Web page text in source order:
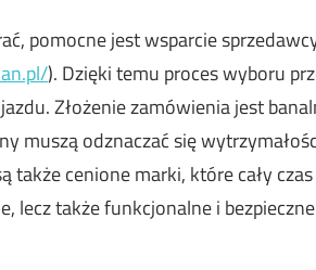
pomocne jest wsparcie
). Dzięki temu proces wyboru
Złożenie zamówienia jest
muszą odznaczać się
także cenione marki, które cały
lecz także funkcjonalne i